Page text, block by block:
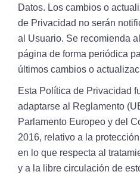
Datos. Los cambios o
de Privacidad no serán
al Usuario. Se recomienda
página de forma periódica
últimos cambios o
Esta Política de Privacidad
adaptarse al Reglamento
Parlamento Europeo y del
2016, relativo a la
en lo que respecta al
y a la libre circulación de